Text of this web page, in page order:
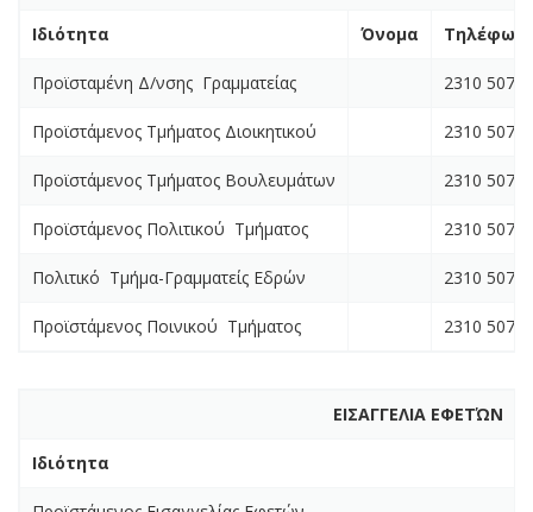
Ιδιότητα Όνομα
Προϊσταμένη Δ/νσης Γραμματείας 2310
Προϊστάμενος Τμήματος Διοικητικού 2310
Προϊστάμενος Τμήματος Βουλευμάτων 2310
Προϊστάμενος Πολιτικού Τμήματος 2310
Πολιτικό Τμήμα-Γραμματείς Εδρών 2310
Προϊστάμενος Ποινικού Τμήματος 2310
ΕΙΣΑΓΓΕΛΙΑ ΕΦΕΤΏΝ &
Ιδιότητα